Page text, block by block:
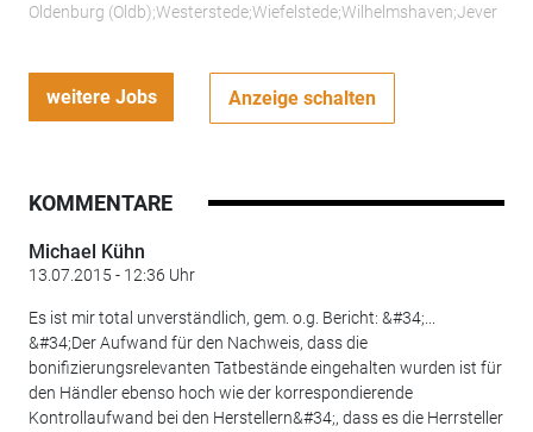
Oldenburg (Oldb);Westerstede;Wiefelstede;Wilhelmshaven;Jever
weitere Jobs Anzeige schalten
KOMMENTARE
Michael Kühn
13.07.2015 - 12:36 Uhr
Es ist mir total unverständlich, gem. o.g. Bericht: &#34;...
&#34;Der Aufwand für den Nachweis, dass die
bonifizierungsrelevanten Tatbestände eingehalten wurden ist für
den Händler ebenso hoch wie der korrespondierende
Kontrollaufwand bei den Herstellern&#34;, dass es die Herrsteller